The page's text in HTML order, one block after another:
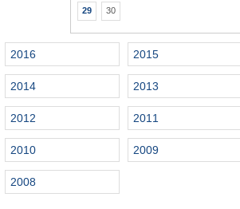
29 30
2016 2015
2014 2013
2012 2011
2010 2009
2008